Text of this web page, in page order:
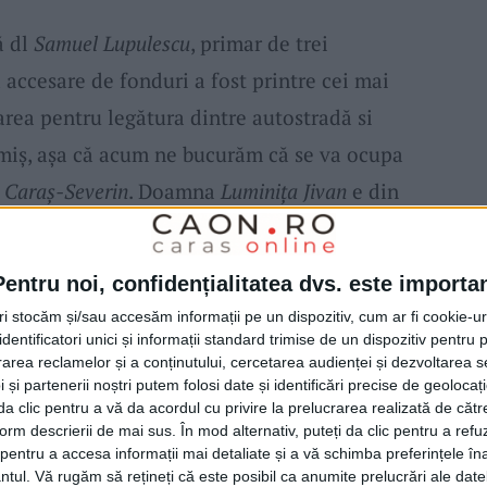
noi, confidențialitatea dvs. este
stocăm și/sau accesăm informații pe un dispozitiv, cum ar fi cookie-
unici și informații standard trimise de un dispozitiv pentru
reclamelor și a conținutului, cercetarea audienței și dezvoltarea
și partenerii noștri putem folosi date și identificări precise de
clic pentru a vă da acordul cu privire la prelucrarea realizată de
descrierii de mai sus. În mod alternativ, puteți da clic pentru a
a accesa informații mai detaliate și a vă schimba preferințele
Vă rugăm să rețineți că este posibil ca anumite prelucrări ale
dl Samuel Lupulescu, primar de trei
de fonduri a fost printre cei mai
pentru legătura dintre autostradă si
așa că acum ne bucurăm că se va ocupa
Caraș-Severin. Doamna Luminița Jivan e din
până atunci va munci tot la fonduri, acolo
de la București. O parte din ei poate că
județ, condus tot de PSD. A promis că
Noi vom avea mai bine grijă de bani și
mai mulți. Pe toate canalele posibile.
cu atât mai mult cu cât postul
a spusRomeo Duncadespre cei doi.